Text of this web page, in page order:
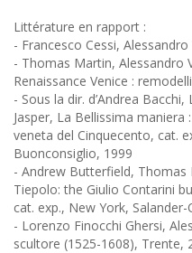
Littérature en rapport :
- Francesco Cessi,
- Thomas Martin, Alessandro
Renaissance Venice :
- Sous la dir. d’Andrea
Jasper, La Bellissima
veneta del Cinquecento, cat.
Buonconsiglio, 1999
- Andrew Butterfield,
Tiepolo: the Giulio Contarini
cat. exp., New York,
- Lorenzo Finocchi Ghersi,
scultore (1525-1608), Trente,